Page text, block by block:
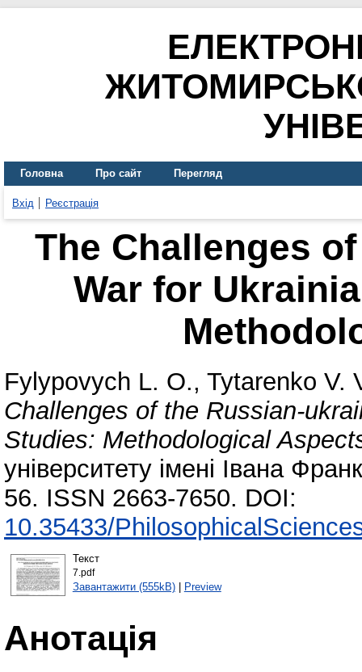
Головна Про сайт Перегляд
Вхід Реєстрація
The Challenges
War for
Fylypovych L. O., Tytarenko V.
Challenges of the Russian-
Studies: Methodological
університету імені Івана
56. ISSN 2663-7650. DOI:
10.35433/
Текст
7.pdf
Завантажити (555kB)| Preview
Анотація